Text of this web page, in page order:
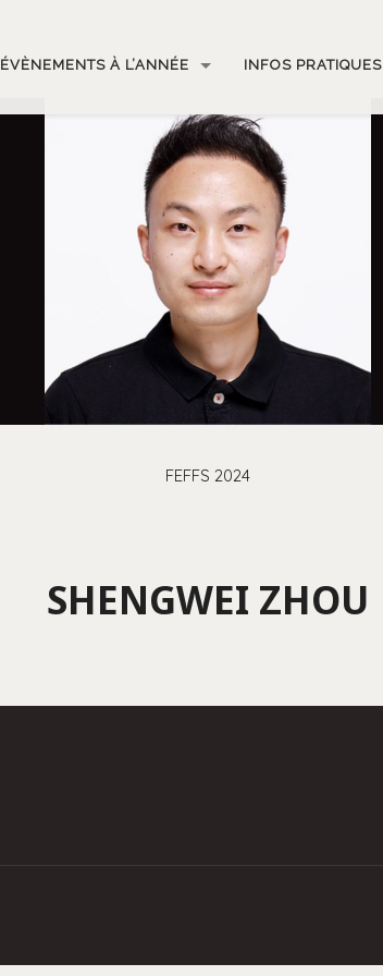
ÉVÈNEMENTS À L’ANNÉE INFOS PRATIQUES
FEFFS 2024
SHENGWEI ZHOU